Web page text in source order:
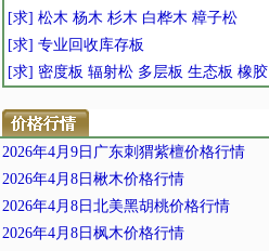
[求] 松木 杨木 杉木 白桦木 樟子松
[求] 专业回收库存板
[求] 密度板 辐射松 多层板 生态板 橡胶
2026年4月9日广东刺猬紫檀价格行情
2026年4月8日楸木价格行情
2026年4月8日北美黑胡桃价格行情
2026年4月8日枫木价格行情